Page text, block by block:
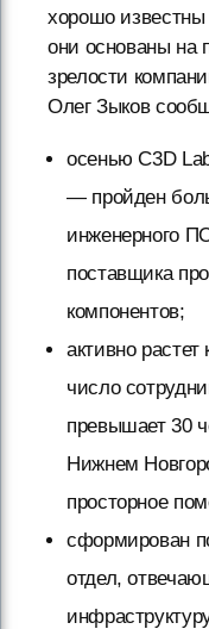
хорошо
они основаны на
зрелости
Олег Зыков
осенью C3D
— пройден
инженерного
поставщика
компонентов;
активно
число
превышает 30
Нижнем
просторное
сформирован
отдел,